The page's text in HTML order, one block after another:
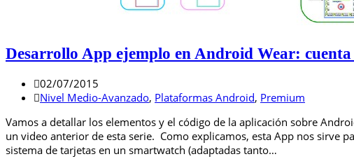
Desarrollo App ejemplo en Android Wear: cuenta
02/07/2015
Nivel Medio-Avanzado, Plataformas Android, Premium
Vamos a detallar los elementos y el código de la aplicación sobre
un video anterior de esta serie. Como explicamos, esta App nos sirve
sistema de tarjetas en un smartwatch (adaptadas tanto…